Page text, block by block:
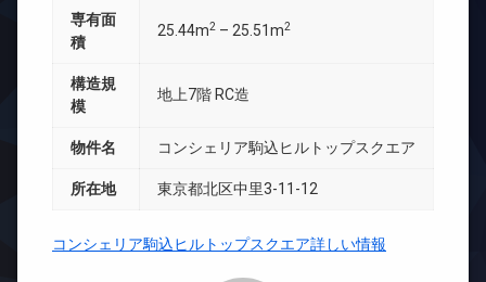
専有面
積
25.44m2 – 25.51m2
構造規
模
地上7階 RC造
物件名 コンシェリア駒込ヒルトップスクエア
所在地 東京都北区中里3-11-12
コンシェリア駒込ヒルトップスクエア詳しい情報